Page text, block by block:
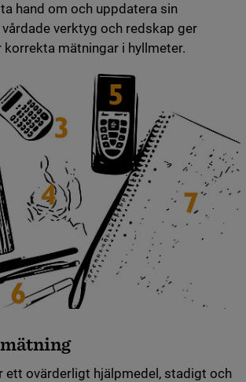
hand om och uppdatera sin
verktyg och redskap ger
korrekta mätningar i hyllmeter.
ett ovärderligt hjälpmedel, stadigt och